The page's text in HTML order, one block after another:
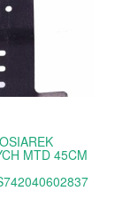
MTD 45CM